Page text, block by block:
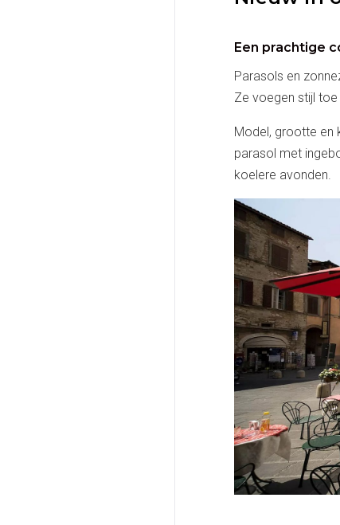
Een prachtige
Parasols en
Ze voegen stijl
Model, grootte en
parasol met
koelere avonden.